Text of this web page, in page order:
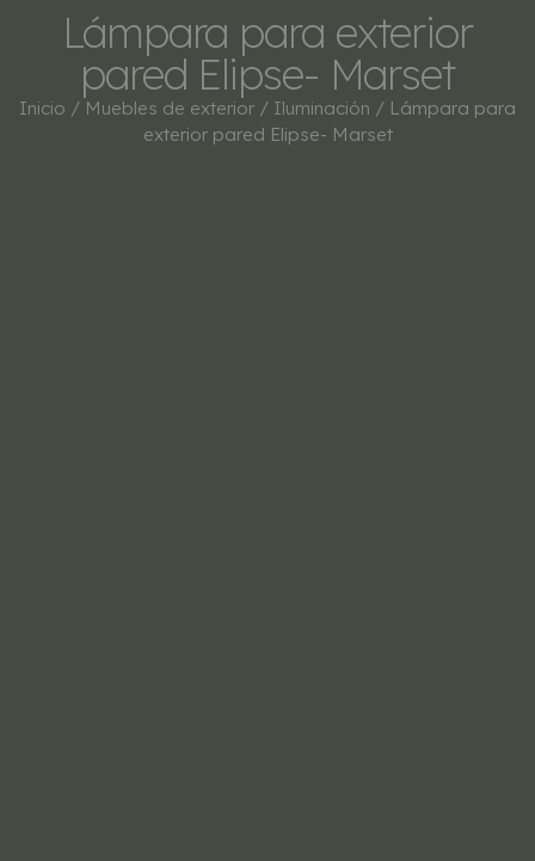
Lámpara para exterior
pared Elipse- Marset
Inicio / Muebles de exterior / Iluminación / Lámpara para
exterior pared Elipse- Marset